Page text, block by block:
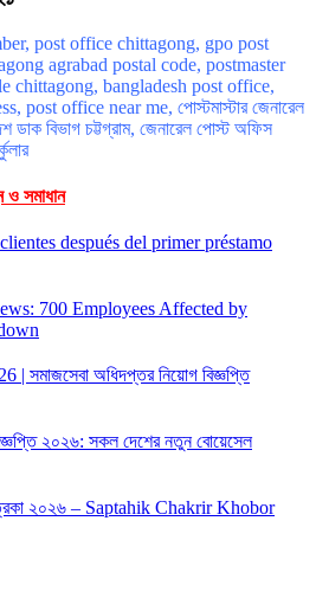
post office chittagong, gpo post
agrabad postal code, postmaster
chittagong, bangladesh post office,
post office near me, পোস্টমাস্টার জেনারেল
ডাক বিভাগ চট্টগ্রাম, জেনারেল পোস্ট অফিস
ও সমাধান
después del primer préstamo
700 Employees Affected by
সমাজসেবা অধিদপ্তর নিয়োগ বিজ্ঞপ্তি
২০২৬: সকল দেশের নতুন বোয়েসেল
২০২৬ – Saptahik Chakrir Khobor